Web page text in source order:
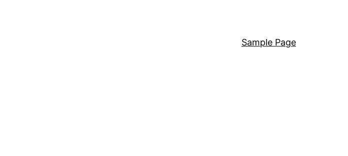
Sample Page